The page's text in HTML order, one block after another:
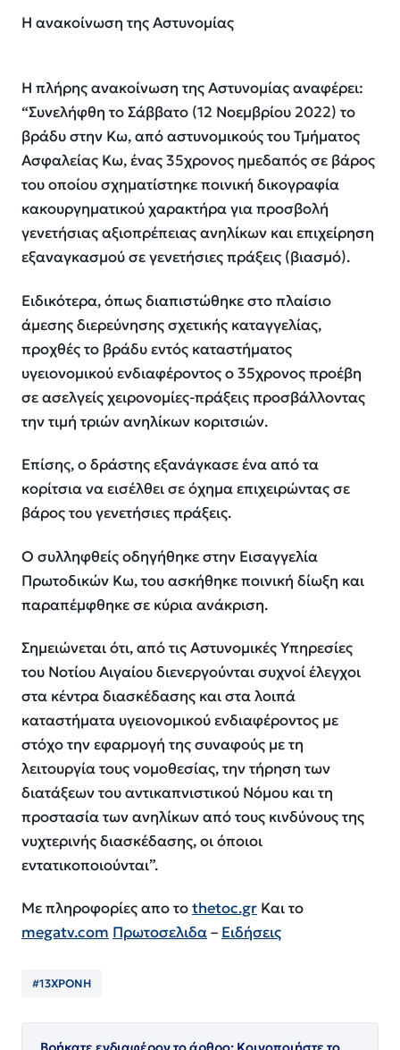
Η ανακοίνωση της Αστυνομίας
Η πλήρης ανακοίνωση της Αστυνομίας αναφέρει:
“Συνελήφθη το Σάββατο (12 Νοεμβρίου 2022) το
βράδυ στην Κω, από αστυνομικούς του Τμήματος
Ασφαλείας Κω, ένας 35χρονος ημεδαπός σε βάρος
του οποίου σχηματίστηκε ποινική δικογραφία
κακουργηματικού χαρακτήρα για προσβολή
γενετήσιας αξιοπρέπειας ανηλίκων και επιχείρηση
εξαναγκασμού σε γενετήσιες πράξεις (βιασμό).
Ειδικότερα, όπως διαπιστώθηκε στο πλαίσιο
άμεσης διερεύνησης σχετικής καταγγελίας,
προχθές το βράδυ εντός καταστήματος
υγειονομικού ενδιαφέροντος ο 35χρονος προέβη
σε ασελγείς χειρονομίες-πράξεις προσβάλλοντας
την τιμή τριών ανηλίκων κοριτσιών.
Επίσης, ο δράστης εξανάγκασε ένα από τα
κορίτσια να εισέλθει σε όχημα επιχειρώντας σε
βάρος του γενετήσιες πράξεις.
Ο συλληφθείς οδηγήθηκε στην Εισαγγελία
Πρωτοδικών Κω, του ασκήθηκε ποινική δίωξη και
παραπέμφθηκε σε κύρια ανάκριση.
Σημειώνεται ότι, από τις Αστυνομικές Υπηρεσίες
του Νοτίου Αιγαίου διενεργούνται συχνοί έλεγχοι
στα κέντρα διασκέδασης και στα λοιπά
καταστήματα υγειονομικού ενδιαφέροντος με
στόχο την εφαρμογή της συναφούς με τη
λειτουργία τους νομοθεσίας, την τήρηση των
διατάξεων του αντικαπνιστικού Νόμου και τη
προστασία των ανηλίκων από τους κινδύνους της
νυχτερινής διασκέδασης, οι όποιοι
εντατικοποιούνται”.
Με πληροφορίες απο τοthetoc.gr Και το
megatv.com Πρωτοσελιδα– Ειδήσεις
#13ΧΡΟΝΗ